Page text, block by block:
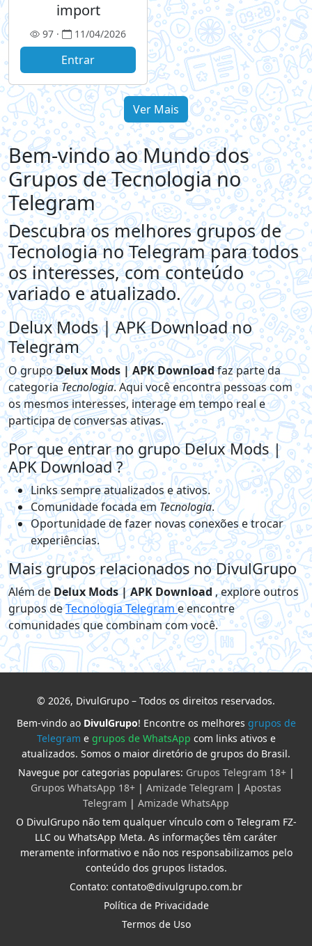
import
97 · 11/04/2026
Entrar
Ver Mais
Bem-vindo ao Mundo dos
Grupos de Tecnologia no
Telegram
Descubra os melhores grupos de
Tecnologia no Telegram para todos
os interesses, com conteúdo
variado e atualizado.
Delux Mods | APK Download no
Telegram
O grupoDelux Mods | APK Downloadfaz parte da
categoriaTecnologia. Aqui você encontra pessoas com
os mesmos interesses, interage em tempo real e
participa de conversas ativas.
Por que entrar no grupo Delux Mods |
APK Download ?
Links sempre atualizados e ativos.
Comunidade focada em Tecnologia.
Oportunidade de fazer novas conexões e trocar
experiências.
Mais grupos relacionados no DivulGrupo
Além deDelux Mods | APK Download , explore outros
grupos deTecnologia Telegrame encontre
comunidades que combinam com você.
© 2026, DivulGrupo – Todos os direitos reservados.
Bem-vindo ao DivulGrupo! Encontre os melhores grupos de
Telegram e grupos de WhatsApp com links ativos e
atualizados. Somos o maior diretório de grupos do Brasil.
Navegue por categorias populares: Grupos Telegram 18+|
Grupos WhatsApp 18+ | Amizade Telegram | Apostas
Telegram | Amizade WhatsApp
O DivulGrupo não tem qualquer vínculo com o Telegram FZ-
LLC ou WhatsApp Meta. As informações têm caráter
meramente informativo e não nos responsabilizamos pelo
conteúdo dos grupos listados.
Contato: contato@divulgrupo.com.br
Política de Privacidade
Termos de Uso